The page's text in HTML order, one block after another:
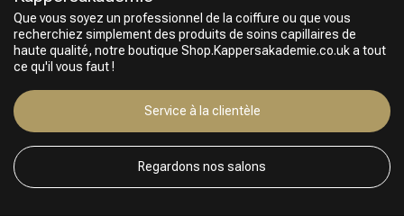
Que vous soyez un professionnel de la coiffure ou que vous
recherchiez simplement des produits de soins capillaires de
haute qualité, notre boutique Shop.Kappersakademie.co.uk a tout
ce qu'il vous faut !
Service à la clientèle
Regardons nos salons